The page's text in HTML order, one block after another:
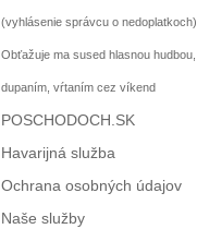
(vyhlásenie správcu o nedoplatkoch)
Obťažuje ma sused hlasnou hudbou,
dupaním, vŕtaním cez víkend
POSCHODOCH.SK
Havarijná služba
Ochrana osobných údajov
Naše služby